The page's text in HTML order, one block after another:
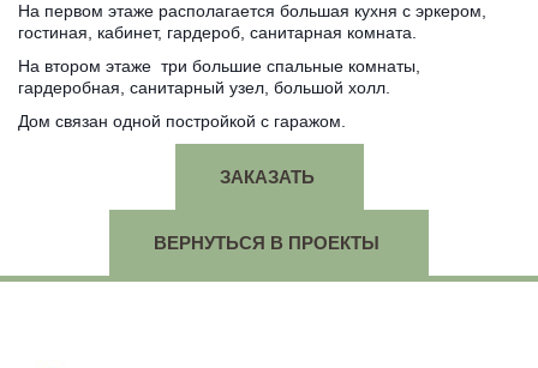
На первом этаже располагается большая кухня с эркером,
гостиная, кабинет, гардероб, санитарная комната.
На втором этаже три большие спальные комнаты,
гардеробная, санитарный узел, большой холл.
Дом связан одной постройкой с гаражом.
ЗАКАЗАТЬ
ВЕРНУТЬСЯ В ПРОЕКТЫ